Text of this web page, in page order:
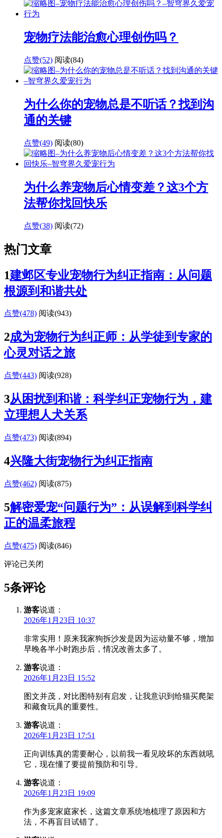
宠物疗法能治愈心理创伤吗？
点赞(52) 阅读(84)
为什么你的宠物总是不听话？找到沟
通的关键
点赞(49) 阅读(80)
为什么养宠物后心情变差？这3个方
法帮你找回快乐
点赞(38) 阅读(72)
热门文章
1建邺区专业宠物行为纠正指南：从问题
根源到和谐共处
点赞(478) 阅读(943)
2成为宠物行为纠正师：从学徒到专家的
心灵对话之旅
点赞(443) 阅读(928)
3从困扰到和谐：科学纠正宠物行为，建
立理想人犬关系
点赞(473) 阅读(894)
4兴隆大街宠物行为纠正指南
点赞(462) 阅读(875)
5解密爱宠“问题行为”：从误解到科学纠
正的温柔旅程
点赞(475) 阅读(846)
评论已关闭
5条评论
游客说道：
2026年1月23日 10:37
非常实用！原来我家狗拆沙发是因为运动量不够，增加
早晚各半小时跑步后，情况改善太多了。
游客说道：
2026年1月23日 15:52
图文并茂，对比图特别有启发，让我意识到给猫买爬架
和藏食玩具的重要性。
游客说道：
2026年1月23日 17:51
正向训练真的需要耐心，以前我一看见咬坏的东西就吼
它，现在懂了要提前预防和引导。
游客说道：
2026年1月23日 19:09
作为多宠家庭家长，这篇文章系统地梳理了原因和方
法，不再盲目试错了。